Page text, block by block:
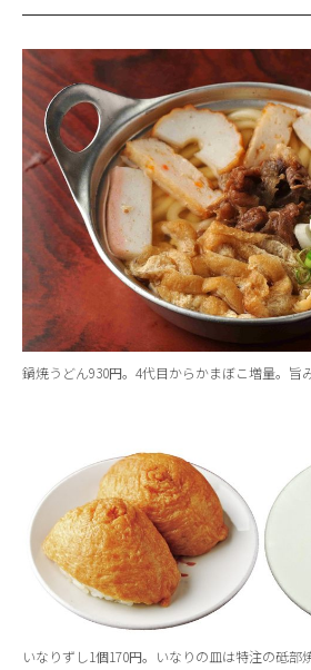
鍋焼うどん930円。4代目からかまぼこ増量。旨
いなりずし1個170円。いなりの皿は特注の砥部焼